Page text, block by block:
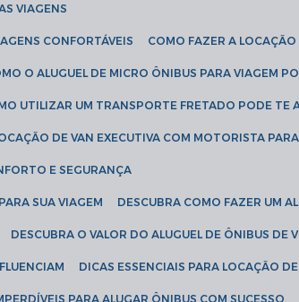
VIAGENS
CONFORTÁVEIS COMO FAZER A
O ALUGUEL DE MICRO ÔNIBUS PARA VIAGEM
UTILIZAR UM TRANSPORTE FRETADO PODE TE
DE VAN EXECUTIVA COM MOTORISTA
E SEGURANÇA
SUA VIAGEM DESCUBRA COMO FAZER UM
DESCUBRA O VALOR DO ALUGUEL DE ÔNIBUS DE
DICAS ESSENCIAIS PARA LOCAÇÃO
PARA ALUGAR ÔNIBUS COM SUCESSO